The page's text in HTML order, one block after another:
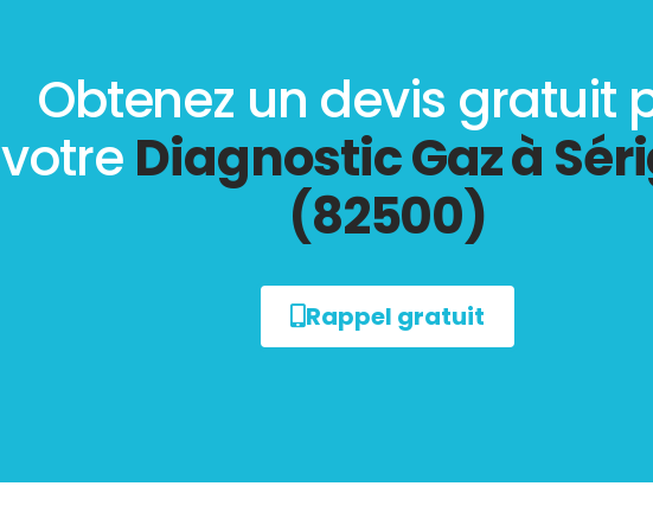
Obtenez un devis gratuit
votre Diagnostic Gaz à
(82500)
Rappel gratuit